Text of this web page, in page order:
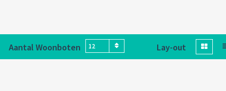
Aantal Woonboten 12 Lay-out